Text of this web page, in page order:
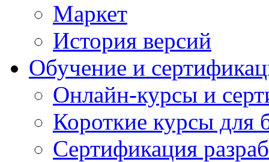
Маркет
История версий
Обучение и
Онлайн-курсы и
Короткие курсы для
Сертификация